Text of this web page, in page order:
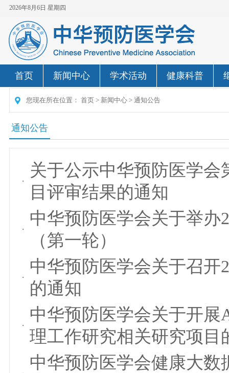
2026年8月6日 星期四
首页 新闻中心 学术活动 健康科普
您现在所在位置： 首页 > 新闻中心 > 通知公告
通知公告
关于公示中华预防医学
目评审结果的通知
中华预防医学会关于举办
（第一轮）
中华预防医学会关于召开
的通知
中华预防医学会关于开
理工作研究相关研究项目
中华预防医学会健康大